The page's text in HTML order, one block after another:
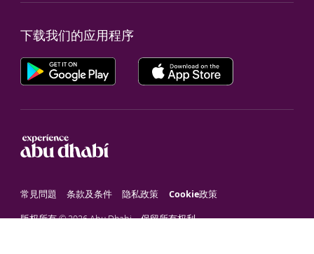
下载我们的应用程序
常見問題 条款及条件 隐私政策 Cookie政策
版权所有 © 2026 Abu Dhabi。保留所有权利。